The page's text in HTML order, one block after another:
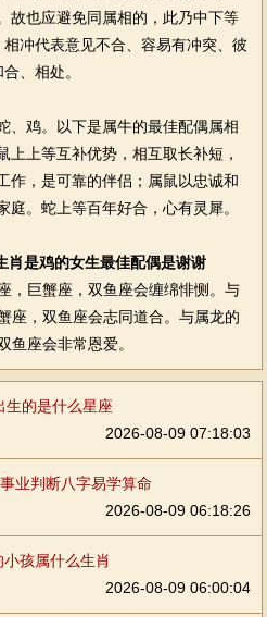
故也应避免同属相的，此乃中下等
冲代表意见不合、容易有冲突、彼
、相处。
鸡。以下是属牛的最佳配偶属相
上上等互补优势，相互取长补短，
作，是可靠的伴侣；属鼠以忠诚和
。蛇上等百年好合，心有灵犀。
肖是鸡的女生最佳配偶是谢谢
巨蟹座，双鱼座会缠绵悱恻。与
座，双鱼座会志同道合。与属龙的
鱼座会非常恩爱。
生的是什么星座
2026-08-09 07:18:03
业判断八字易学算命
2026-08-09 06:18:26
孩属什么生肖
2026-08-09 06:00:04